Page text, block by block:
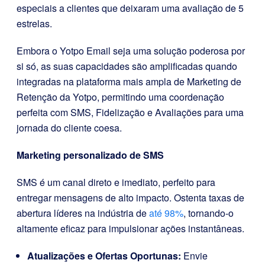
especiais a clientes que deixaram uma avaliação de 5
estrelas.
Embora o Yotpo Email seja uma solução poderosa por
si só, as suas capacidades são amplificadas quando
integradas na plataforma mais ampla de Marketing de
Retenção da Yotpo, permitindo uma coordenação
perfeita com SMS, Fidelização e Avaliações para uma
jornada do cliente coesa.
Marketing personalizado de SMS
SMS é um canal direto e imediato, perfeito para
entregar mensagens de alto impacto. Ostenta taxas de
abertura líderes na indústria deaté 98%, tornando-o
altamente eficaz para impulsionar ações instantâneas.
Atualizações e Ofertas Oportunas: Envie